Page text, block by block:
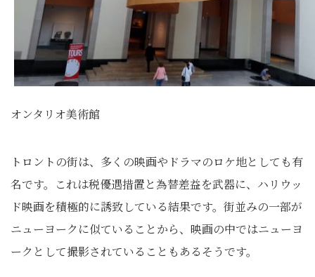
オンタリオ美術館
トロントの街は、多くの映画やドラマのロケ地としても有
名です。これは税優遇措置と為替差益を武器に、ハリウッ
ド映画を積極的に誘致している結果です。街並みの一部が
ニューヨークに似ていることから、映画の中ではニューヨ
ークとして撮影されていることもあるそうです。